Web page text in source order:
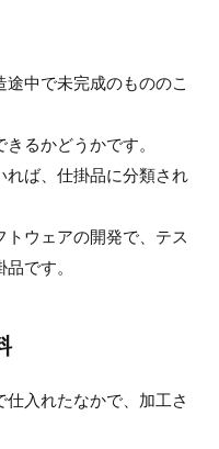
中で未完成のもののこ
るかどうかです。
れば、仕掛品に分類され
ウェアの開発で、テス
です。
入れたなかで、加工さ